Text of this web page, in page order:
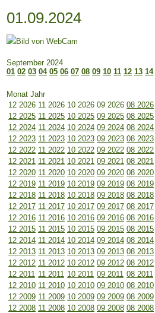
01.09.2024
September 2024
01 02 03 04 05 06 07 08 09 10 11 12 13 14
Monat Jahr
12 2026 11 2026 10 2026 09 2026 08 2026
12 2025 11 2025 10 2025 09 2025 08 2025
12 2024 11 2024 10 2024 09 2024 08 2024
12 2023 11 2023 10 2023 09 2023 08 2023
12 2022 11 2022 10 2022 09 2022 08 2022
12 2021 11 2021 10 2021 09 2021 08 2021
12 2020 11 2020 10 2020 09 2020 08 2020
12 2019 11 2019 10 2019 09 2019 08 2019
12 2018 11 2018 10 2018 09 2018 08 2018
12 2017 11 2017 10 2017 09 2017 08 2017
12 2016 11 2016 10 2016 09 2016 08 2016
12 2015 11 2015 10 2015 09 2015 08 2015
12 2014 11 2014 10 2014 09 2014 08 2014
12 2013 11 2013 10 2013 09 2013 08 2013
12 2012 11 2012 10 2012 09 2012 08 2012
12 2011 11 2011 10 2011 09 2011 08 2011
12 2010 11 2010 10 2010 09 2010 08 2010
12 2009 11 2009 10 2009 09 2009 08 2009
12 2008 11 2008 10 2008 09 2008 08 2008